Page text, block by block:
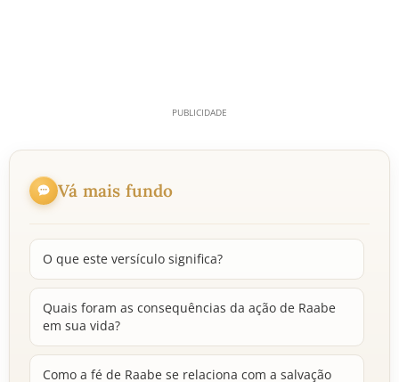
Vá mais fundo
O que este versículo significa?
Quais foram as consequências da ação de Raabe
em sua vida?
Como a fé de Raabe se relaciona com a salvação